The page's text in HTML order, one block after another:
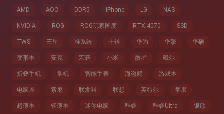
AMD AOC DDR5 iPhone LG NAS
NVIDIA ROG ROG玩家国度 RTX 4070 SSD
TWS 三星 准系统 十铨 华为 华擎 华硕
变形本 安克 宏碁 小米 微星 戴尔
折叠手机 掌机 智能手表 海盗船 游戏本
电脑展 索尼 联发科 联想 英特尔 苹果
超薄本 轻薄本 迷你电脑 酷睿 酷睿Ultra 银欣